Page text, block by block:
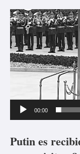
R
e
p
r
c
t
00:00
Putin es